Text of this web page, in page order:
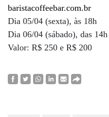
baristacoffeebar.com.br
Dia 05/04 (sexta), às 18h
Dia 06/04 (sábado), das
Valor: R$ 250 e R$ 200